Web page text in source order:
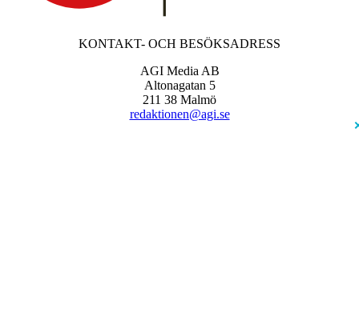
KONTAKT- OCH BESÖKSADRESS
AGI Media AB
Altonagatan 5
211 38 Malmö
redaktionen@agi.se